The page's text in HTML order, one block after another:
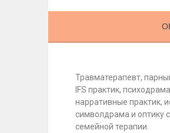
Травматерапевт,
IFS практик,
нарративные практик,
символдрама и оптику
семейной терапии.